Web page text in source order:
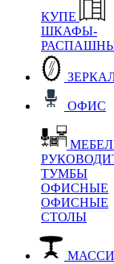
КУПЕ
ШКАФЫ-
ОФИС
ТУМБЫ
ОФИСНЫЕ
ОФИСНЫЕ
СТОЛЫ